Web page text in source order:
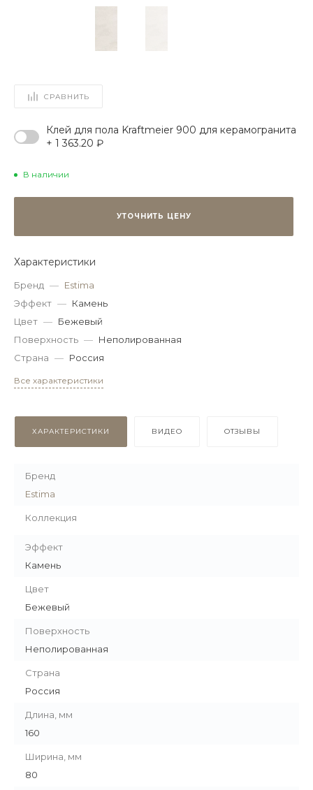
СРАВНИТЬ
Клей для пола Kraftmeier 900 для керамогранита
+ 1 363.20 ₽
В наличии
УТОЧНИТЬ ЦЕНУ
Характеристики
Бренд — Estima
Эффект — Камень
Цвет — Бежевый
Поверхность — Неполированная
Страна — Россия
Все характеристики
ХАРАКТЕРИСТИКИ ВИДЕО ОТЗЫВЫ
Бренд
Estima
Коллекция
Эффект
Камень
Цвет
Бежевый
Поверхность
Неполированная
Страна
Россия
Длина, мм
160
Ширина, мм
80